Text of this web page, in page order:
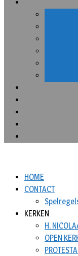
HOME
CONTACT
KERKEN
H.
OPEN